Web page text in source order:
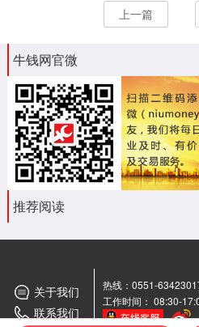
上一篇
牛钱网官微
推荐阅读
关于我们
联系我们
热线：0551-
工作时间： 08:30-